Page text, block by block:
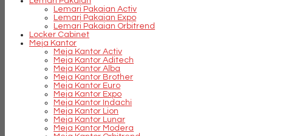
Lemari Pakaian Activ
Lemari Pakaian Expo
Lemari Pakaian Orbitrend
Locker Cabinet
Meja Kantor
Meja Kantor Activ
Meja Kantor Aditech
Meja Kantor Alba
Meja Kantor Brother
Meja Kantor Euro
Meja Kantor Expo
Meja Kantor Indachi
Meja Kantor Lion
Meja Kantor Lunar
Meja Kantor Modera